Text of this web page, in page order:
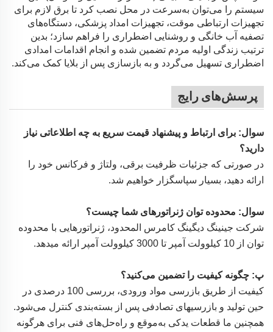
سیستم را می‌توان به‌سرعت در محل نصب کرد تا برق لازم برای
تجهیزات ارتباطی موقت، تجهیزات امداد پزشکی، دستگاه‌های
تصفیه آب خانگی و روشنایی اضطراری را فراهم سازد؛ بدین
ترتیب زندگی اولیه مردم تضمین شده و انجام اقدامات امدادی
اضطراری تسهیل می‌گردد و به بازسازی پس از بلایا کمک می‌کند.
پرسش‌های رایج
سوال: برای ارتباط و پیشنهاد قیمت سریع به چه اطلاعاتی نیاز
دارید؟
در صورتی که جزئیات ظرفیت برقی، ولتاژ و فرکانس خود را
ارائه دهید، بسیار سپاسگزار خواهیم شد.
سوال: محدوده توان ژنراتورهای شما چیست؟
شرکت جینینگ دیگینگ کامرس المحدود، ژنراتورهایی با محدوده
توان از 10 کیلوولت آمپر تا 3000 کیلوولت آمپر ارائه میدهد.
پ: چگونه کیفیت را تضمین می‌کنید؟
کیفیت از طریق بازرسی مواد ورودی، بررسی 100 درصدی در
حین تولید و بازرسیهای تصادفی پس از بسته‌بندی کنترل می‌شود.
همچنین ما قطعات یدکی به‌موقع و راه‌حل‌های فنی برای هرگونه